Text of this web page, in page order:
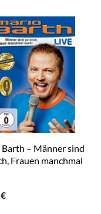
– Männer sind
Frauen manchmal
€